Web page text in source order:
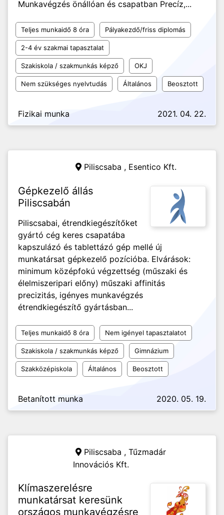
Munkavégzés önállóan és csapatban Precíz,...
Teljes munkaidő 8 óra Pályakezdő/friss diplomás
2-4 év szakmai tapasztalat
Szakiskola / szakmunkás képző OKJ
Nem szükséges nyelvtudás Általános Beosztott
Fizikai munka 2021. 04. 22.
Piliscsaba , Esentico Kft.
Gépkezelő állás
Piliscsabán
Piliscsabai, étrendkiegészítőket
gyártó cég keres csapatába
kapszulázó és tablettázó gép mellé új
munkatársat gépkezelő pozícióba. Elvárások:
minimum középfokú végzettség (műszaki és
élelmiszeripari előny) műszaki affinitás
precizitás, igényes munkavégzés
étrendkiegészítő gyártásban...
Teljes munkaidő 8 óra Nem igényel tapasztalatot
Szakiskola / szakmunkás képző Gimnázium
Szakközépiskola Általános Beosztott
Betanított munka 2020. 05. 19.
Piliscsaba , Tűzmadár
Innovációs Kft.
Klímaszerelésre
munkatársat keresünk
országos munkavégzésre